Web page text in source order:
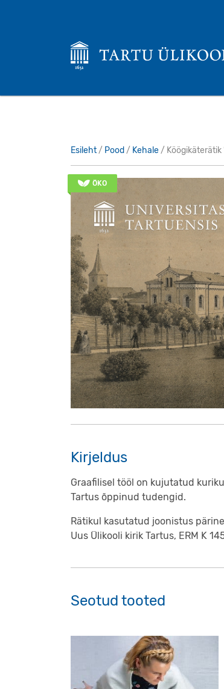
Esileht/ Pood / Kehale/ Köögikäterätik
ÖKO
Kirjeldus
Graafilisel tööl on kujutatud
Tartus õppinud tudengid.
Rätikul kasutatud joonistus
Uus Ülikooli kirik Tartus, ERM K
Seotud tooted